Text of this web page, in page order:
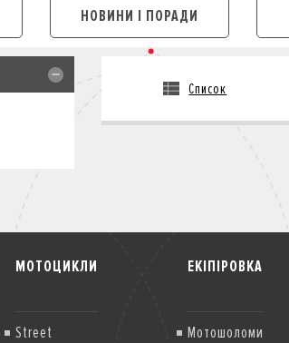
НОВИНИ І ПОРАДИ
Список
МОТОЦИКЛИ
Street
ЕКІПІРОВКА
Мотошоломи